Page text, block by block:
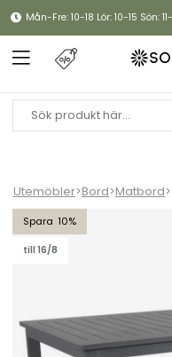
Mån-Fre: 10-18 Lör: 10-15 Sön:
Utemöbler>Bord>Matbord>
10
till 16/8
Lomma bord